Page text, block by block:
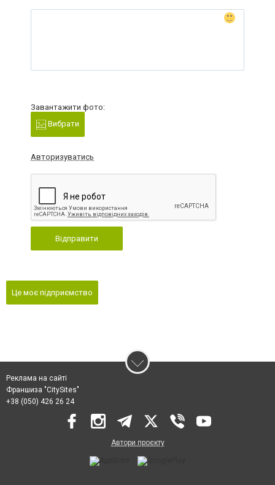
Завантажити фото:
Вибрати
Авторизуватись
Відправити
Це моє підприємство
Реклама на сайті
Франшиза "CitySites"
+38 (050) 426 26 24
Автори проєкту